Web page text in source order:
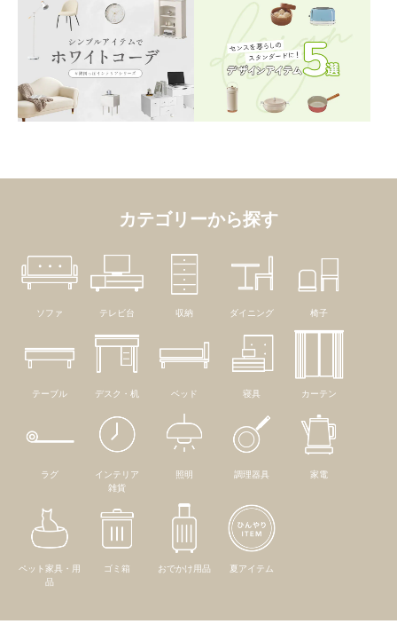
カテゴリーから探す
ソファ テレビ台 収納 ダイニング 椅子
テーブル デスク・机 ベッド 寝具 カーテン
ラグ
インテリア
雑貨
照明 調理器具 家電
ペット家具・用
品
ゴミ箱 おでかけ用品 夏アイテム